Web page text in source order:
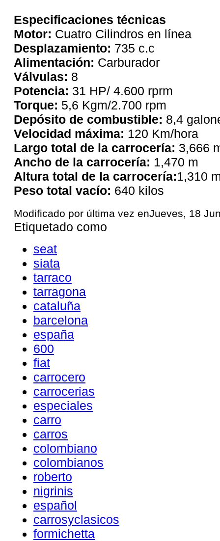
Especificaciones técnicas
Motor: Cuatro Cilindros en línea
Desplazamiento: 735 c.c
Alimentación: Carburador
Válvulas: 8
Potencia: 31 HP/ 4.600 rprm
Torque: 5,6 Kgm/2.700 rpm
Depósito de combustible: 8,4
Velocidad máxima: 120 Km/hora
Largo total de la carrocería: 3,666
Ancho de la carrocería: 1,470 m
Altura total de la carrocería:1,310
Peso total vacío: 640 kilos
Modificado por última vez enJueves, 18
Etiquetado como
seat
siata
tarraco
tarragona
cataluña
barcelona
españa
600
fiat
carrocero
carrocerias
especiales
carro
carros
colombiano
colombianos
roberto
nigrinis
español
carrosyclasicos
formichetta